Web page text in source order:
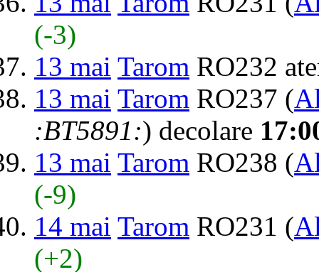
(-3)
13 mai Tarom RO232
13 mai Tarom RO237 (
:BT5891:) decolare
13 mai Tarom RO238 (
(-9)
14 mai Tarom RO231 (
(+2)